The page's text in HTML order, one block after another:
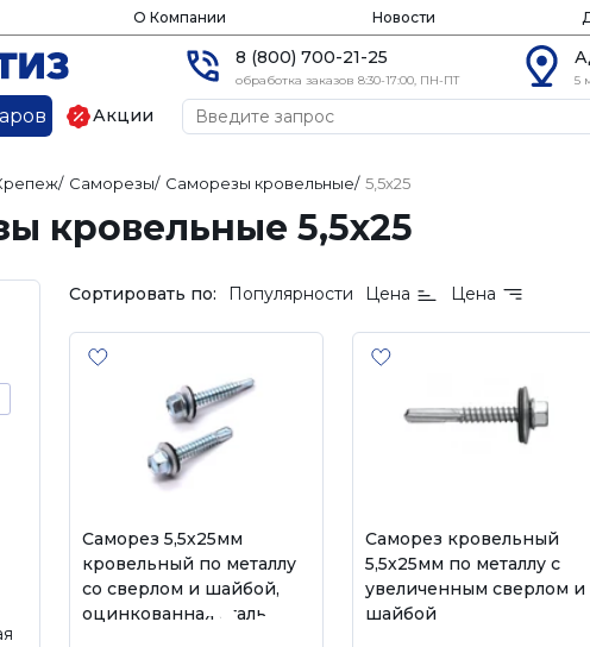
О Компании Новости
8 (800) 700-21-25
обработка заказов 8:30-17:00, ПН-ПТ 5
Акции
/ Саморезы/ Саморезы кровельные/ 5,5х25
кровельные 5,5х25
Сортировать по: Популярности Цена Цена
Саморез 5,5х25мм
кровельный по металлу
со сверлом и шайбой,
оцинкованная сталь
Саморез кровельный
5,5х25мм по металлу с
увеличенным сверлом и
шайбой